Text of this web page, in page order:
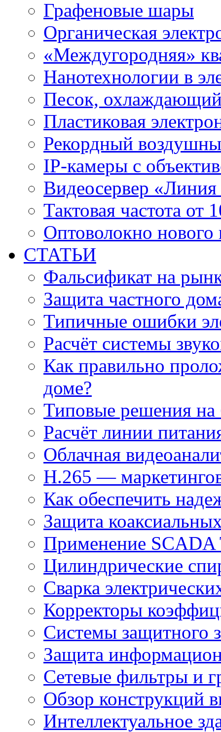
Графеновые шары
Органическая
«Междугородняя»
Нанотехнологии в
Песок, охлаждающий
Пластиковая
Рекордный
IP-камеры с
Видеосервер
Тактовая частота от
Оптоволокно нового
СТАТЬИ
Фальсификат на
Защита частного
Типичные ошибки
Расчёт системы
Как правильно
доме?
Типовые решения на
Расчёт линии
Облачная
H.265 —
Как обеспечить
Защита
Применение
Цилиндрические
Сварка
Корректоры
Системы защитного
Защита
Сетевые фильтры и
Обзор конструкций
Интеллектуальное